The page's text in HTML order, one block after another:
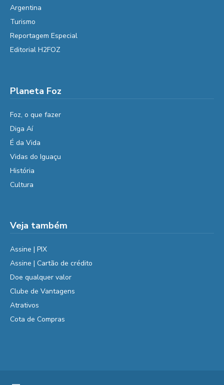
Argentina
Turismo
Reportagem Especial
Editorial H2FOZ
Planeta Foz
Foz, o que fazer
Diga Aí
É da Vida
Vidas do Iguaçu
História
Cultura
Veja também
Assine | PIX
Assine | Cartão de crédito
Doe qualquer valor
Clube de Vantagens
Atrativos
Cota de Compras